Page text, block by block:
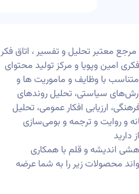
معتبر تحلیل و تفسیر ، اتاق فکر
امین وپویا و مرکز تولید محتوای
با وظایف و ماموریت ها و
سیاستی، تحلیل روندهای
ارزیابی افکار عمومی، تحلیل
و روایت و ترجمه و بومی‌سازی
اندیشه و قلم با همکاری
محصولات زیر را به شما عرضه